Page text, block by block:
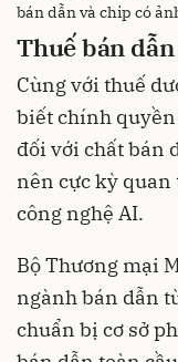
bán dẫn và chip có
Thuế bán
Cùng với thuế
biết chính quyền
đối với chất bán
nên cực kỳ
công nghệ AI.
Bộ Thương mại
ngành bán dẫn
chuẩn bị cơ sở